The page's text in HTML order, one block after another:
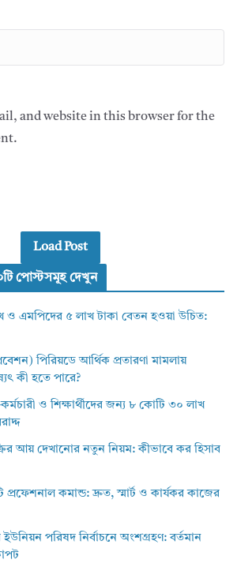
and website in this browser for the
Load Post
পোস্টসমূহ দেখুন
ও এমপিদের ৫ লাখ টাকা বেতন হওয়া উচিত:
পিরিয়ডে আর্থিক প্রতারণা মামলায়
কী হতে পারে?
কর্মচারী ও শিক্ষার্থীদের জন্য ৮ কোটি ৩০ লাখ
আয় দেখানোর নতুন নিয়ম: কীভাবে কর হিসাব
কমান্ড: দ্রুত, স্মার্ট ও কার্যকর কাজের
পরিষদ নির্বাচনে অংশগ্রহণ: বর্তমান